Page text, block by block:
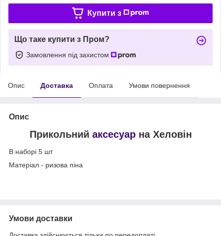
Купити з
Що таке купити з Пром?
Замовлення під захистом
Опис Доставка Оплата Умови повернення
Опис
Прикольний аксесуарна Хеловін
В наборі 5 шт
Матеріал - ризова піна
Умови доставки